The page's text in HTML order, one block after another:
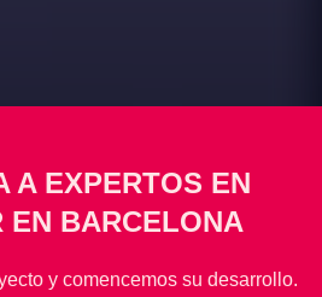
A EXPERTOS EN
EN BARCELONA
y comencemos su desarrollo.